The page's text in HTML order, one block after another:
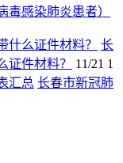
感染肺炎患者）
长
证件材料？
11/21 1
长春市新冠肺